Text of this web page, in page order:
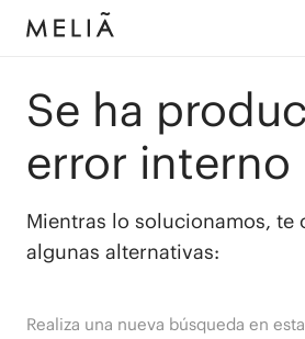
Se ha
error interno
Mientras lo solucionamos, te
algunas alternativas:
Realiza una nueva búsqueda en